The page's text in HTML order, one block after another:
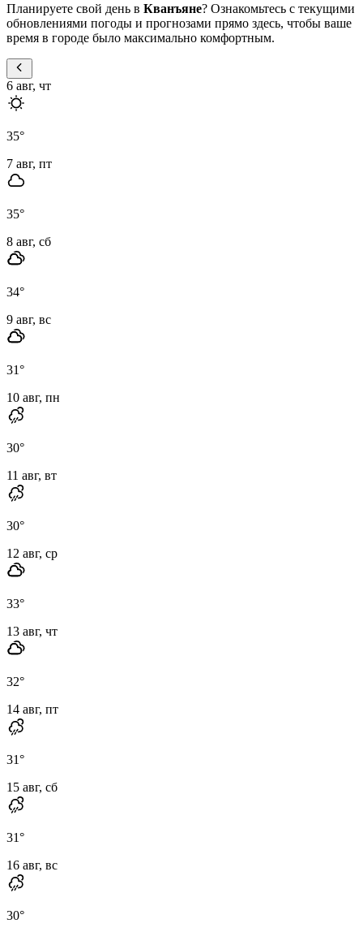
Планируете свой день в Кванъяне? Ознакомьтесь с текущими
обновлениями погоды и прогнозами прямо здесь, чтобы ваше
время в городе было максимально комфортным.
6 авг, чт
35°
7 авг, пт
35°
8 авг, сб
34°
9 авг, вс
31°
10 авг, пн
30°
11 авг, вт
30°
12 авг, ср
33°
13 авг, чт
32°
14 авг, пт
31°
15 авг, сб
31°
16 авг, вс
30°